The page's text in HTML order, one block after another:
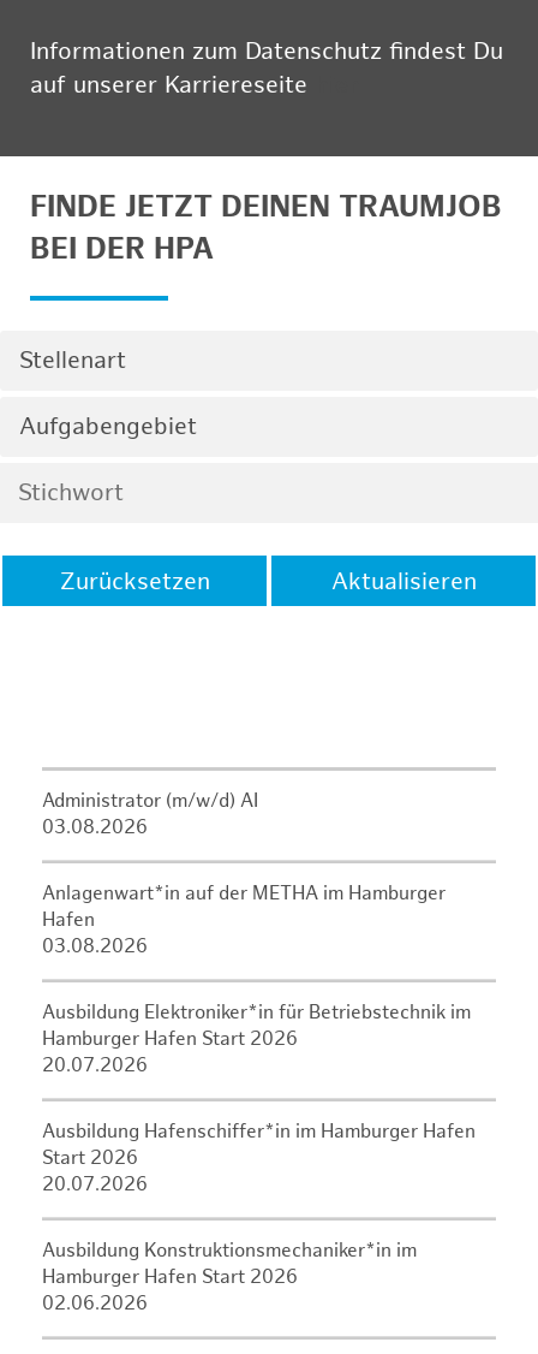
Informationen zum Datenschutz findest Du
auf unserer Karriereseite
FINDE JETZT DEINEN TRAUMJOB
BEI DER HPA
Stellenart
Aufgabengebiet
Zurücksetzen Aktualisieren
Administrator (m/w/d) AI
03.08.2026
Anlagenwart*in auf der METHA im Hamburger
Hafen
03.08.2026
Ausbildung Elektroniker*in für Betriebstechnik im
Hamburger Hafen Start 2026
20.07.2026
Ausbildung Hafenschiffer*in im Hamburger Hafen
Start 2026
20.07.2026
Ausbildung Konstruktionsmechaniker*in im
Hamburger Hafen Start 2026
02.06.2026